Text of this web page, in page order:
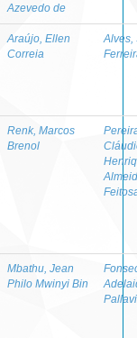
Azevedo de
Araújo, Ellen
Correia
Alves,
Renk, Marcos
Brenol
Mbathu, Jean
Philo Mwinyi Bin